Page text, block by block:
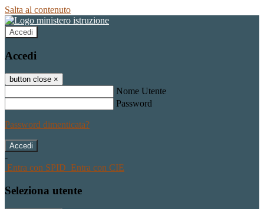
Salta al contenuto
Accedi
Accedi
button close ×
Nome Utente
Password
Password dimenticata?
-
Entra con SPID Entra con CIE
Seleziona utente